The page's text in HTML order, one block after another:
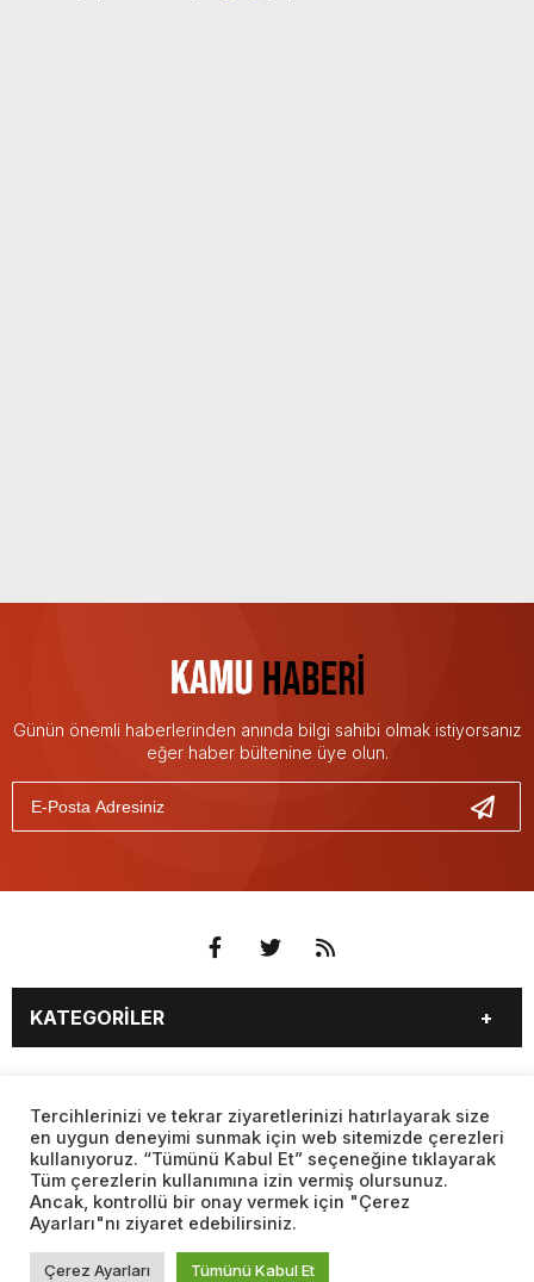
Günün önemli haberlerinden anında bilgi sahibi olmak istiyorsanız
eğer haber bültenine üye olun.
KATEGORİLER
EĞİTİM
SAĞLIK
YAŞAM
SPOR
MAGAZİN
KÜLTÜR SANAT
TEKNOLOJİ
DÜNYA
BİYOGRAFİLER
VIDEO GALERİ
SAYFALAR
BURÇLAR
CANLI BORSA
CANLI SONUÇLAR
CANLI TV
FİKSTÜR
FİRMA EKLE
FİRMA REHBERİ
GAZETE OKU
Web sitemizde yer alan haber içerikleri izin alınmadan,
kaynak gösterilerek dahi iktibas edilemez. Kanuna aykırı ve
izinsiz olarak kopyalanamaz, başka yerde yayınlanamaz.
Tercihlerinizi ve tekrar ziyaretlerinizi hatırlayarak size
en uygun deneyimi sunmak için web sitemizde çerezleri
kullanıyoruz. “Tümünü Kabul Et” seçeneğine tıklayarak
Tüm çerezlerin kullanımına izin vermiş olursunuz.
Ancak, kontrollü bir onay vermek için "Çerez
Ayarları"nı ziyaret edebilirsiniz.
Çerez Ayarları Tümünü Kabul Et